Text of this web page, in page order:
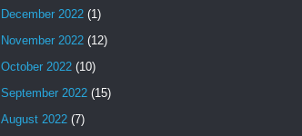
December 2022 (1)
November 2022 (12)
October 2022 (10)
September 2022 (15)
August 2022 (7)